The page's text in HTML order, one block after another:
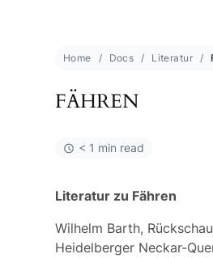
Home Docs Literatur
FÄHREN
< 1 min read
Literatur zu Fähren
Wilhelm Barth,
Heidelberger Neckar-